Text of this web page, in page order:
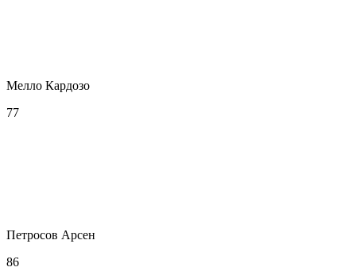
Мелло Кардозо
77
Петросов Арсен
86